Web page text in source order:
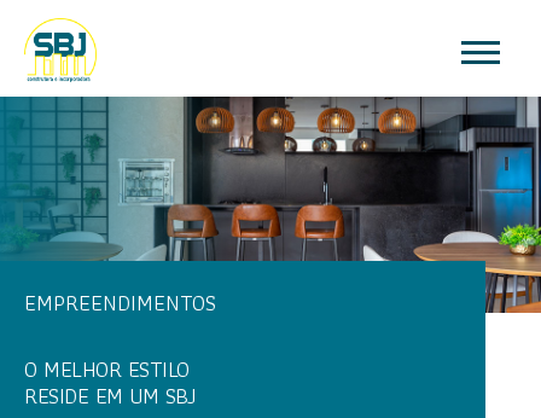
EMPREENDIMENTOS
O MELHOR ESTILO
RESIDE EM UM SBJ